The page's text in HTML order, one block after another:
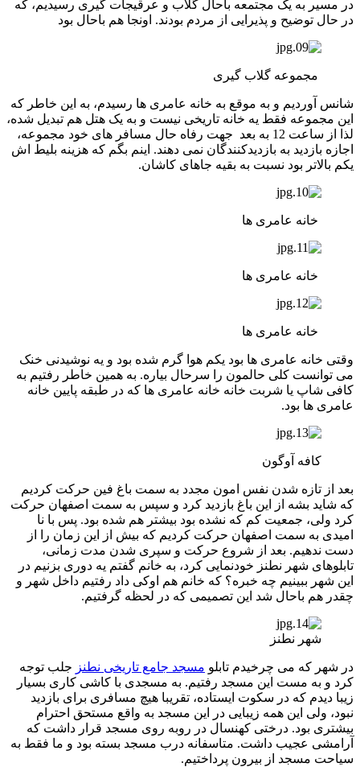
در مسیر به یک مجتمعه باحال گلاب و عرقیجات گیری رسیدیم، که
در حال توضیح و پذیرایی از مردم بودند. اونجا هم باحال بود
مجموعه گلاب گیری
شانس آوردیم و به موقع به خانه عامری ها رسیدم، به این خاطر که
این مجموعه فقط یه خانه تاریخی نیست و به یک هتل هم تبدیل شده،
لذا از ساعت 12 به بعد جهت رفاه حال مسافر های خود مجموعه،
اجازه بازدید به بازدیدکنندگان نمی دهند. اینم بگم که هزینه بلیط اش
یکم بالاتر بود نسبت به بقیه جاهای کاشان.
خانه عامری ها
خانه عامری ها
خانه عامری ها
وقتی خانه عامری ها بود یکم هوا گرم شده بود و یه نوشیدنی خنک
می توانست کلی حالمون را سرحال بیاره. به همین خاطر رفتیم به
کافی شاپ یا شربت خانه خانه عامری ها که در طبقه پایین خانه
عامری ها بود.
کافه آوگون
بعد از تازه شدن نفس امون مجدد به سمت باغ فین حرکت کردیم
که شاید بشه از این باغ بازدید کرد و سپس به سمت اصفهان حرکت
کرد ولی، جمعیت کم که نشده بود بیشتر هم شده بود. پس با نا
امیدی به سمت اصفهان حرکت کردیم که بیش از این زمان را از
دست ندهیم. بعد از شروع حرکت و سپری شدن مدت زمانی،
تابلوهای شهر نطنز خودنمایی کرد، به خانم گفتم یه دوری بزنیم در
این شهر ببینیم چه خبره؟ که خانم هم اوکی داد رفتیم داخل شهر و
چقدر هم باحال شد این تصمیمی که در لحظه گرفتیم.
شهر نطنز
در شهر که می چرخیدم تابلو مسجد جامع تاریخی نطنز جلب توجه
کرد و به مست این مسجد رفتیم. به مسجدی با کاشی کاری بسیار
زیبا دیدم که در سکوت ایستاده، تقریبا هیچ مسافری برای بازدید
نبود، ولی این همه زیبایی در این مسجد به واقع مستحق احترام
بیشتری بود. درختی کهنسال در روبه روی مسجد قرار داشت که
آرامشی عجیب داشت. متاسفانه درب مسجد بسته بود و ما فقط به
سیاحت مسجد از بیرون پرداختیم.